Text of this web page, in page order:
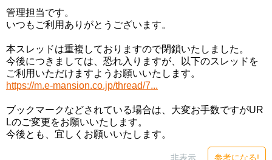
管理担当です。
いつもご利用ありがとうございます。
本スレッドは重複しておりますので閉鎖いたしました。
今後につきましては、恐れ入りますが、以下のスレッドを
ご利用いただけますようお願いいたします。
https://m.e-mansion.co.jp/thread/7...
ブックマークなどされている場合は、大変お手数ですがUR
Lのご変更をお願いいたします。
今後とも、宜しくお願いいたします。
非表示 参考になる!